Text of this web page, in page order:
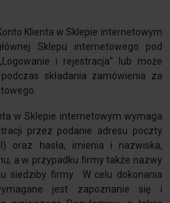
Klienta w Sklepie internetowym
Sklepu internetowego pod
i rejestracja” lub może
składania zamówienia za
w Sklepie internetowym wymaga
przez podanie adresu poczty
oraz hasła, imienia i nazwiska,
a w przypadku firmy także nazwy
siedziby firmy. W celu dokonania
jest zapoznanie się i